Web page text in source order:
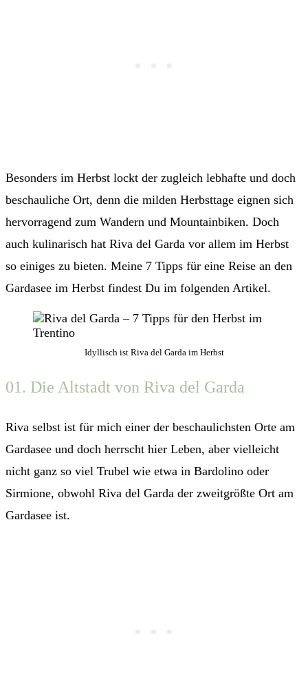
Besonders im Herbst lockt der zugleich lebhafte und doch
beschauliche Ort, denn die milden Herbsttage eignen sich
hervorragend zum Wandern und Mountainbiken. Doch
auch kulinarisch hat Riva del Garda vor allem im Herbst
so einiges zu bieten. Meine 7 Tipps für eine Reise an den
Gardasee im Herbst findest Du im folgenden Artikel.
Idyllisch ist Riva del Garda im Herbst
01. Die Altstadt von Riva del Garda
Riva selbst ist für mich einer der beschaulichsten Orte am
Gardasee und doch herrscht hier Leben, aber vielleicht
nicht ganz so viel Trubel wie etwa in Bardolino oder
Sirmione, obwohl Riva del Garda der zweitgrößte Ort am
Gardasee ist.